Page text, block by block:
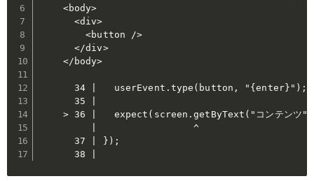
    <body>
      <div>
        <button />
      </div>
    </body>
      34 |   userEvent.type(button, "{enter}");
      35 |
> 36 |   expect(screen.getByText("コンテンツ
         |                 ^
      37 | });
      38 |